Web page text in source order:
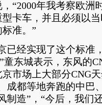
“2000年我考察欧洲
卡车，并且必须以
准。”
经实现了这个标准
童东城表示，东风的
市场上大部分CNG
成都等地奔跑的中巴
制造”，“今后，我们